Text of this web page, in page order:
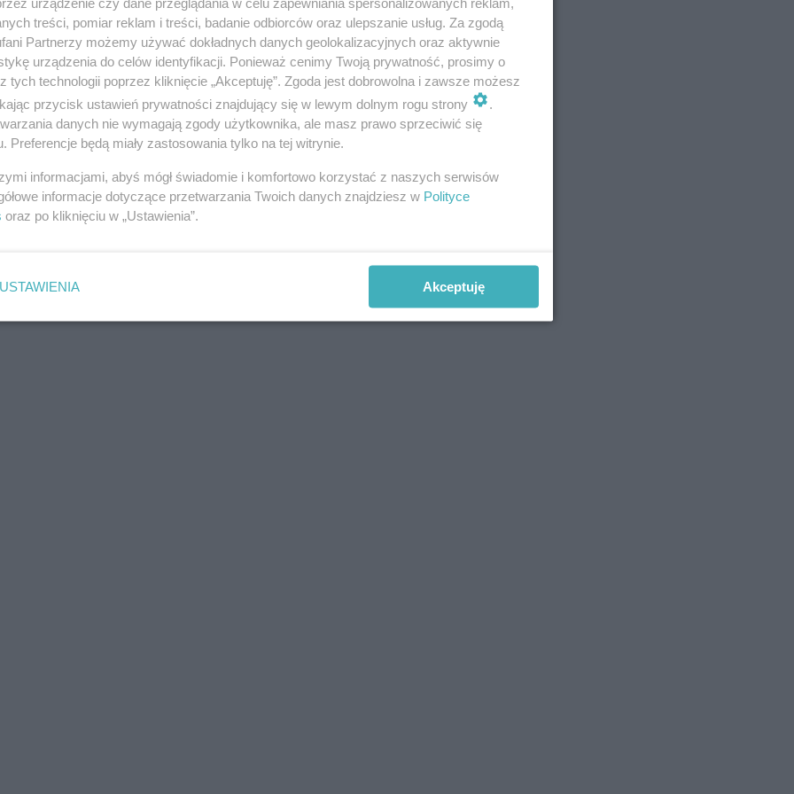
i cenionym prawnikiem z bogatym doświadczeniem w
prawo na Katolickim Uniwersytecie Lubelskim im.
Spółka Akcyjna w Warszawie oraz Zakładów
Reprezentował także interesy klientów międzynarodowych,
Brytanii. W 2023 roku kandydował do
treści, pomiar reklam i treści, badanie odbiorców oraz ulepszanie usług. Za zgodą
Partnerzy możemy używać dokładnych danych geolokalizacyjnych oraz aktywnie
urządzenia do celów identyfikacji. Ponieważ cenimy Twoją prywatność, prosimy o
tych technologii poprzez kliknięcie „Akceptuję”. Zgoda jest dobrowolna i zawsze możesz
przycisk ustawień prywatności znajdujący się w lewym dolnym rogu strony
.
danych nie wymagają zgody użytkownika, ale masz prawo sprzeciwić się
Preferencje będą miały zastosowania tylko na tej witrynie.
informacjami, abyś mógł świadomie i komfortowo korzystać z naszych serwisów
informacje dotyczące przetwarzania Twoich danych znajdziesz w Polityce
oraz po kliknięciu w „Ustawienia”.
USTAWIENIA Akceptuję